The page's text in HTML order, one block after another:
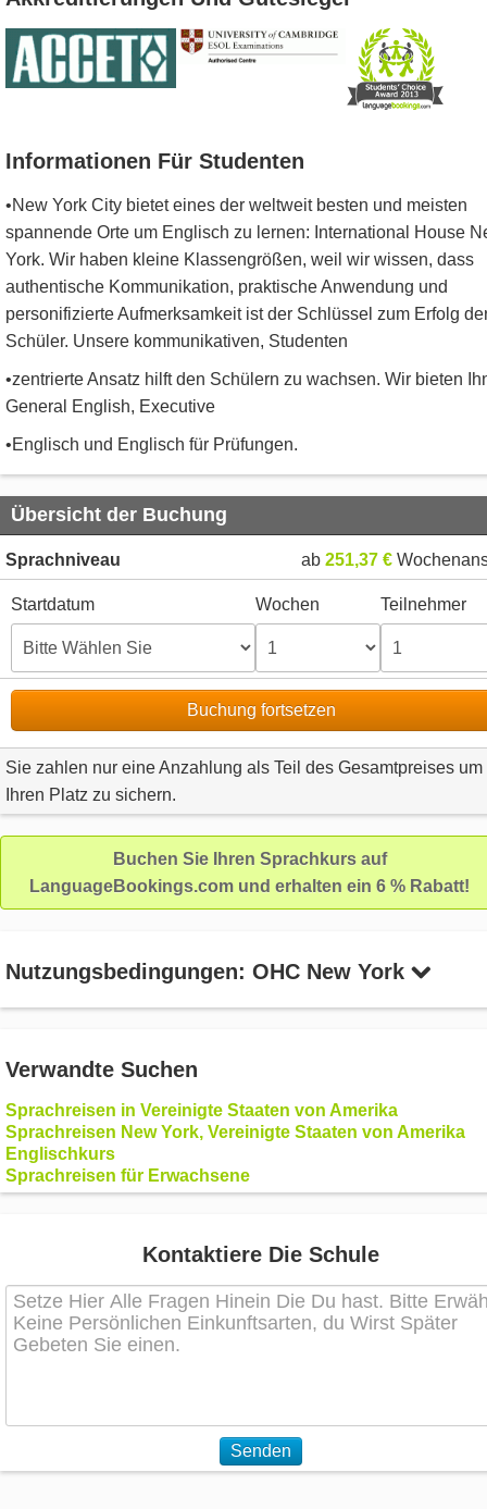
Informationen Für Studenten
•New York City bietet eines der weltweit besten und meisten
spannende Orte um Englisch zu lernen: International House
York. Wir haben kleine Klassengrößen, weil wir wissen, dass
authentische Kommunikation, praktische Anwendung und
personifizierte Aufmerksamkeit ist der Schlüssel zum Erfolg
Schüler. Unsere kommunikativen, Studenten
•zentrierte Ansatz hilft den Schülern zu wachsen. Wir bieten
General English, Executive
•Englisch und Englisch für Prüfungen.
Übersicht der Buchung
Sprachniveau ab 251,37 €
Startdatum Wochen Teilnehmer
Buchung fortsetzen
Sie zahlen nur eine Anzahlung als Teil des Gesamtpreises um
Ihren Platz zu sichern.
Buchen Sie Ihren Sprachkurs auf
LanguageBookings.com und erhalten ein 6 % Rabatt!
Nutzungsbedingungen: OHC New York
Verwandte Suchen
Sprachreisen in Vereinigte Staaten von Amerika
Sprachreisen New York, Vereinigte Staaten von Amerika
Englischkurs
Sprachreisen für Erwachsene
Kontaktiere Die Schule
Senden